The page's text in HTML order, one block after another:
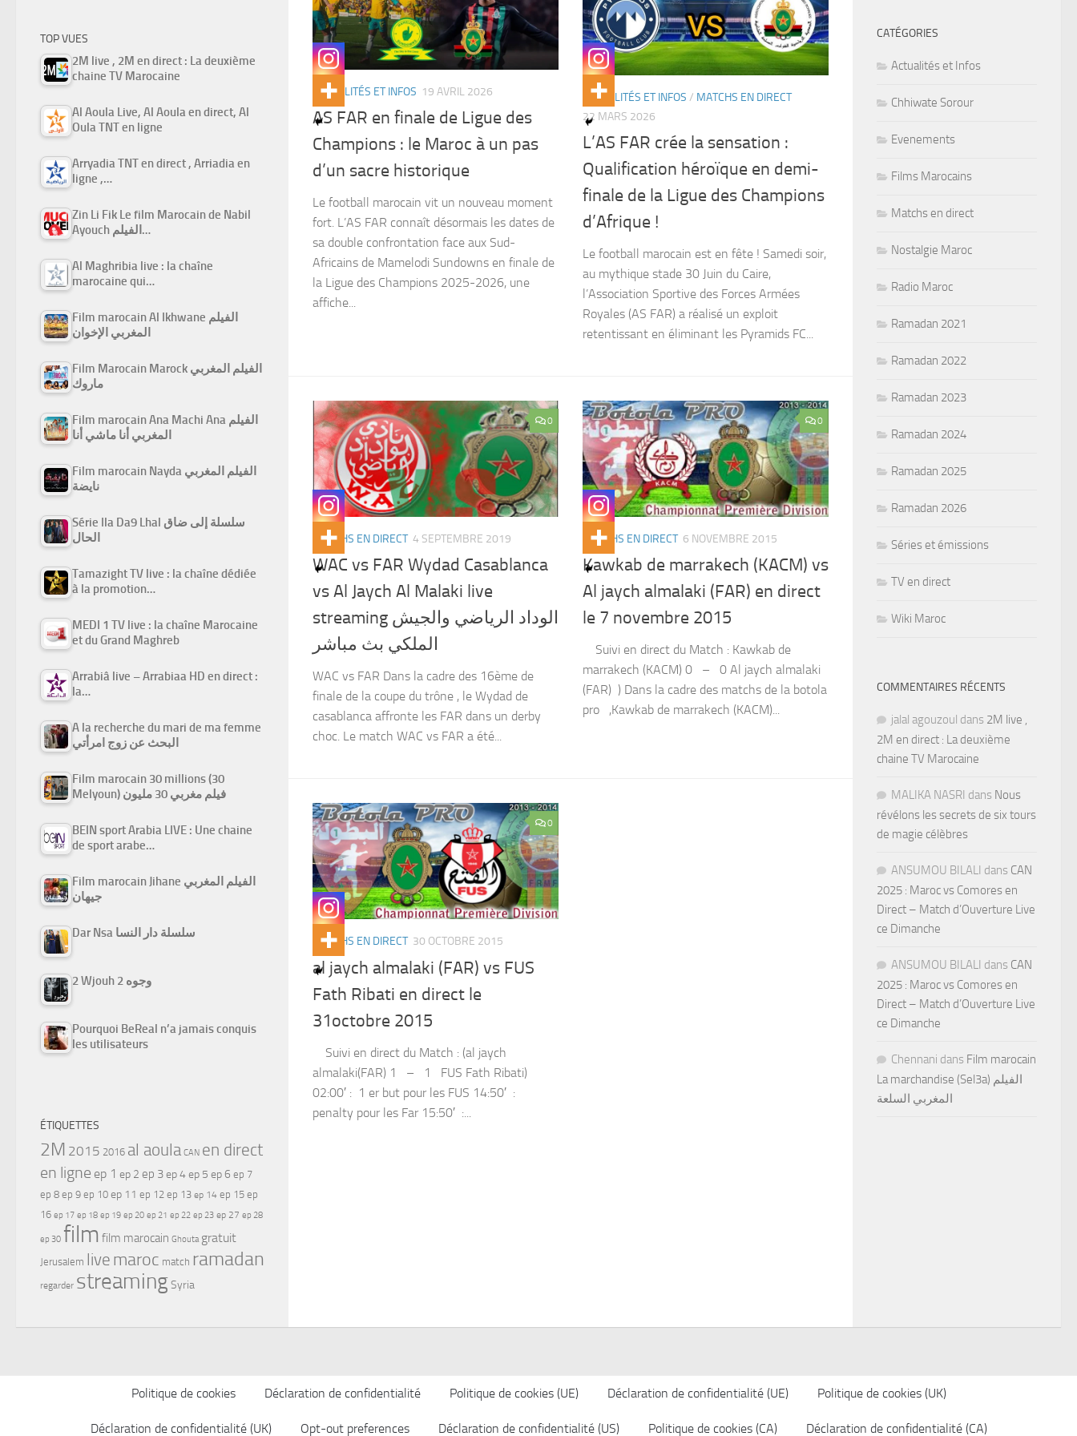
ACTUALITÉS ET INFOS 19 AVRIL 2026
AS FAR en finale de Ligue des
Champions : le Maroc à un pas
d’un sacre historique
Le football marocain vit un nouveau moment
fort. L’AS FAR connaît désormais les dates de
sa double confrontation face aux Sud-
Africains de Mamelodi Sundowns en finale de
la Ligue des Champions 2025-2026, une
affiche...
ACTUALITÉS ET INFOS / MATCHS EN DIRECT
22 MARS 2026
L’AS FAR crée la sensation :
Qualification héroïque en demi-
finale de la Ligue des Champions
d’Afrique !
Le football marocain est en fête ! Samedi soir,
au mythique stade 30 Juin du Caire,
l’Association Sportive des Forces Armées
Royales (AS FAR) a réalisé un exploit
retentissant en éliminant les Pyramids FC...
0
MATCHS EN DIRECT 4 SEPTEMBRE 2019
WAC vs FAR Wydad Casablanca
vs Al Jaych Al Malaki live
streaming الوداد الرياضي والجيش
الملكي بث مباشر
WAC vs FAR Dans la cadre des 16ème de
finale de la coupe du trône , le Wydad de
casablanca affronte les FAR dans un derby
choc. Le match WAC vs FAR a été...
0
MATCHS EN DIRECT 6 NOVEMBRE 2015
Kawkab de marrakech (KACM) vs
Al jaych almalaki (FAR) en direct
le 7 novembre 2015
Suivi en direct du Match : Kawkab de
marrakech (KACM) 0 – 0 Al jaych almalaki
(FAR) ) Dans la cadre des matchs de la botola
pro ,Kawkab de marrakech (KACM)...
0
MATCHS EN DIRECT 30 OCTOBRE 2015
al jaych almalaki (FAR) vs FUS
Fath Ribati en direct le
31octobre 2015
Suivi en direct du Match : (al jaych
almalaki(FAR) 1 – 1 FUS Fath Ribati)
02:00′ : 1 er but pour les FUS 14:50′ :
penalty pour les Far 15:50′ :...
TOP VUES
2M live , 2M en direct : La deuxième
chaine TV Marocaine
Al Aoula Live, Al Aoula en direct, Al
Oula TNT en ligne
Arryadia TNT en direct , Arriadia en
ligne ,…
Zin Li Fik Le film Marocain de Nabil
Ayouch الفيلم…
Al Maghribia live : la chaîne
marocaine qui…
Film marocain Al Ikhwane الفيلم
المغربي الإخوان
Film Marocain Marock الفيلم المغربي
ماروك
Film marocain Ana Machi Ana الفيلم
المغربي أنا ماشي أنا
Film marocain Nayda الفيلم المغربي
نايضة
Série Ila Da9 Lhal سلسلة إلى ضاق
الحال
Tamazight TV live : la chaîne dédiée
à la promotion…
MEDI 1 TV live : la chaîne Marocaine
et du Grand Maghreb
Arrabiâ live – Arrabiaa HD en direct :
la…
A la recherche du mari de ma femme
البحث عن زوج امرأتي
Film marocain 30 millions (30
Melyoun) فيلم مغربي 30 مليون
BEIN sport Arabia LIVE : Une chaine
de sport arabe…
Film marocain Jihane الفيلم المغربي
جيهان
Dar Nsa سلسلة دار النسا
2 Wjouh 2 وجوه
Pourquoi BeReal n’a jamais conquis
les utilisateurs
ÉTIQUETTES
2M 2015 2016 al aoula CAN en direct
en ligne ep 1 ep 2 ep 3ep 4ep 5 ep 6 ep 7
ep 8 ep 9 ep 10 ep 11 ep 12 ep 13 ep 14 ep 15 ep
16 ep 17 ep 18 ep 19 ep 20 ep 21 ep 22 ep 23 ep 27 ep 28
ep 30 film film marocain Ghouta gratuit
Jerusalem live maroc match ramadan
regarder streamingSyria
CATÉGORIES
Actualités et Infos
Chhiwate Sorour
Evenements
Films Marocains
Matchs en direct
Nostalgie Maroc
Radio Maroc
Ramadan 2021
Ramadan 2022
Ramadan 2023
Ramadan 2024
Ramadan 2025
Ramadan 2026
Séries et émissions
TV en direct
Wiki Maroc
COMMENTAIRES RÉCENTS
jalal agouzoul dans 2M live ,
2M en direct : La deuxième
chaine TV Marocaine
MALIKA NASRI dans Nous
révélons les secrets de six tours
de magie célèbres
ANSUMOU BILALI dans CAN
2025 : Maroc vs Comores en
Direct – Match d’Ouverture Live
ce Dimanche
ANSUMOU BILALI dans CAN
2025 : Maroc vs Comores en
Direct – Match d’Ouverture Live
ce Dimanche
Chennani dans Film marocain
La marchandise (Sel3a) الفيلم
المغربي السلعة
Politique de cookies Déclaration de confidentialité Politique de cookies (UE) Déclaration de confidentialité (UE) Politique de cookies (UK)
Déclaration de confidentialité (UK) Opt-out preferences Déclaration de confidentialité (US) Politique de cookies (CA) Déclaration de confidentialité (CA)